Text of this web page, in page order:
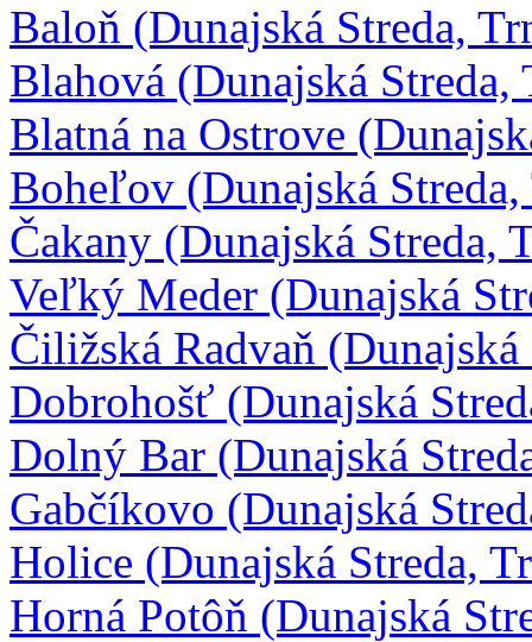
Baloň (Dunajská Streda,
Blahová (Dunajská Streda,
Blatná na Ostrove
Boheľov (Dunajská
Čakany (Dunajská Streda,
Veľký Meder (Dunajská
Čiližská Radvaň
Dobrohošť (Dunajská
Dolný Bar (Dunajská
Gabčíkovo (Dunajská
Holice (Dunajská Streda,
Horná Potôň (Dunajská